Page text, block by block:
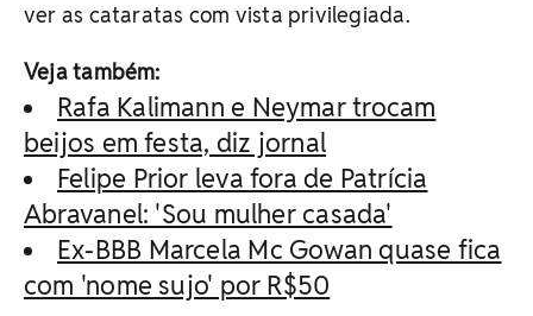
ver as cataratas com vista privilegiada.
Veja também:
Rafa Kalimann e Neymar trocam
beijos em festa, diz jornal
Felipe Prior leva fora de Patrícia
Abravanel: 'Sou mulher casada'
Ex-BBB Marcela Mc Gowan quase fica
com 'nome sujo' por R$50